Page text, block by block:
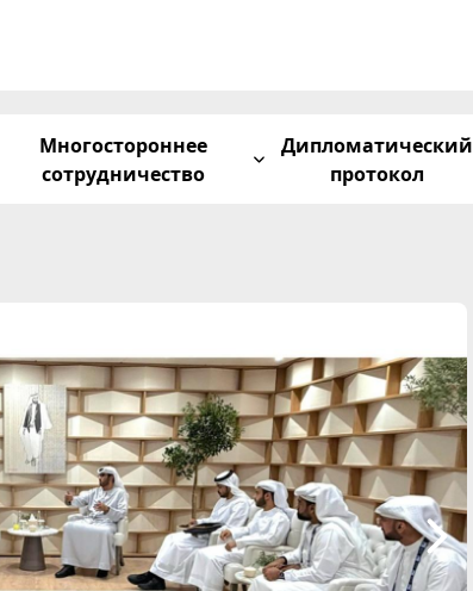
Многостороннее
сотрудничество
Дипломатический
протокол